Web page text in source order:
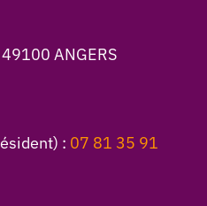
ANGERS
: 07 81 35 91